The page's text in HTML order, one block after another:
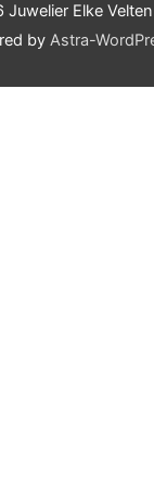
Juwelier Elke
by Astra-